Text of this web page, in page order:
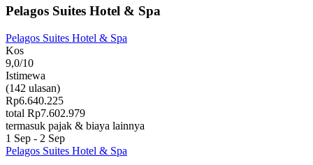
Pelagos Suites Hotel & Spa
Pelagos Suites Hotel & Spa
Kos
9,0/10
Istimewa
(142 ulasan)
Rp6.640.225
total Rp7.602.979
termasuk pajak & biaya lainnya
1 Sep - 2 Sep
Pelagos Suites Hotel & Spa